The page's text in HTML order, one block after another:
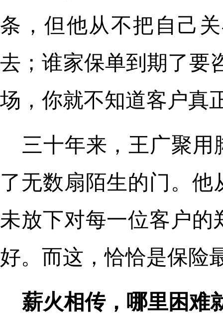
条，但他从不把自己
去；谁家保单到期了要
场，你就不知道客户真
三十年来，王广聚
了无数扇陌生的门。
未放下对每一位客户
好。而这，恰恰是保险
薪火相传，哪里困难